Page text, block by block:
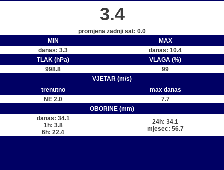
3.4
promjena zadnji sat: 0.0
MIN
MAX
danas: 3.3
danas: 10.4
TLAK (hPa)
VLAGA (%)
998.8
99
VJETAR (m/s)
trenutno
max danas
NE 2.0
7.7
OBORINE (mm)
danas: 34.1
1h: 3.8
6h: 22.4
24h: 34.1
mjesec: 56.7